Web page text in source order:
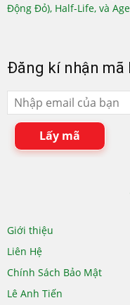
Động Đỏ), Half-Life, và
Đăng kí nhận mã
Lấy mã
Giới thiệu
Liên Hệ
Chính Sách Bảo Mật
Lê Anh Tiến